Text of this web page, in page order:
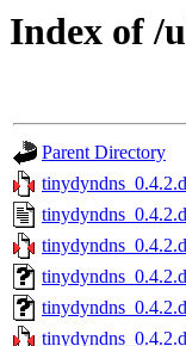
Index of /
Parent Directory